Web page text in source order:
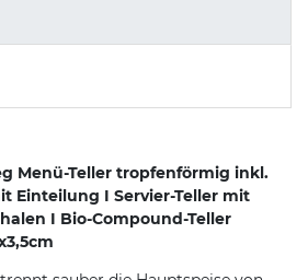
Menü-Teller tropfenförmig inkl.
Einteilung I Servier-Teller mit
I Bio-Compound-Teller